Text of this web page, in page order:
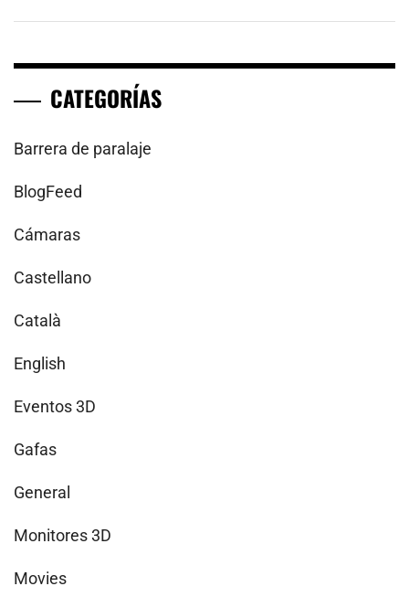
CATEGORÍAS
Barrera de paralaje
BlogFeed
Cámaras
Castellano
Català
English
Eventos 3D
Gafas
General
Monitores 3D
Movies